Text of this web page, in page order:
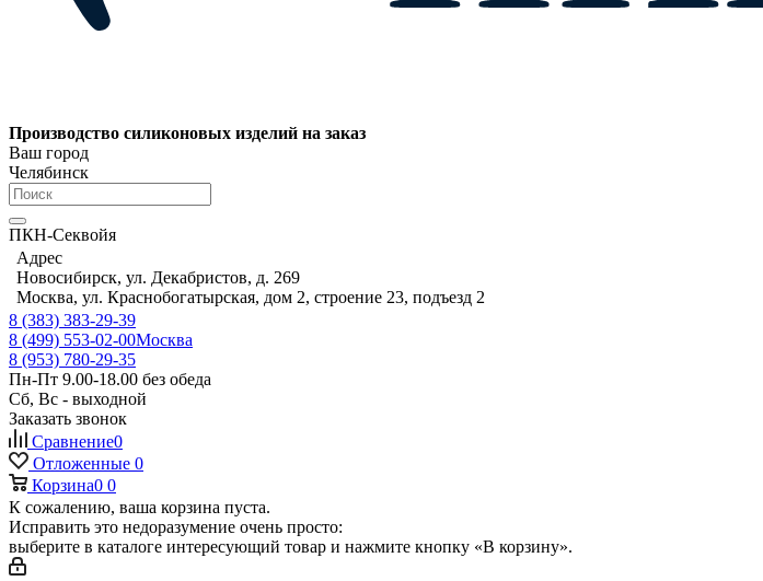
Производство силиконовых изделий на заказ
Ваш город
Челябинск
ПКН-Секвойя
Адрес
Новосибирск, ул. Декабристов, д. 269
Москва, ул. Краснобогатырская, дом 2, строение 23, подъезд 2
8 (383) 383-29-39
8 (499) 553-02-00Москва
8 (953) 780-29-35
Пн-Пт 9.00-18.00 без обеда
Сб, Вс - выходной
Заказать звонок
Сравнение0
Отложенные 0
Корзина0 0
К сожалению, ваша корзина пуста.
Исправить это недоразумение очень просто:
выберите в каталоге интересующий товар и нажмите кнопку «В корзину».